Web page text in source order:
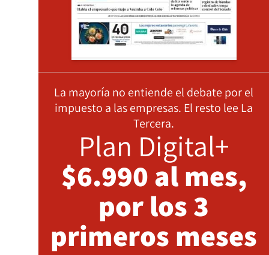
La mayoría no entiende el debate por el
impuesto a las empresas. El resto lee La
Tercera.
Plan Digital+
$6.990 al mes,
por los 3
primeros meses